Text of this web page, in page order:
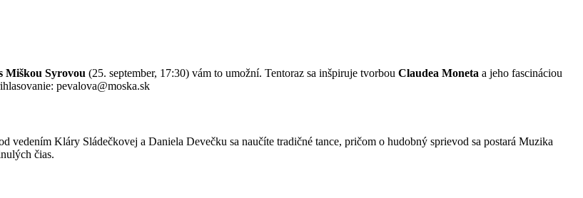
Miškou Syrovou (25. september, 17:30) vám to umožní. Tentoraz sa inšpiruje tvorbou Claudea Moneta a jeho fascináciou
pevalova@moska.sk
vedením Kláry Sládečkovej a Daniela Devečku sa naučíte tradičné tance, pričom o hudobný sprievod sa postará Muzika
čias.